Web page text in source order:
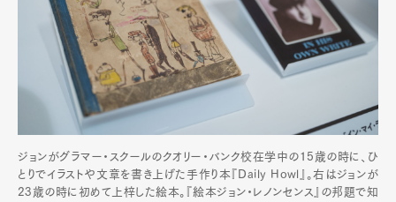
ジョンがグラマー・スクールのクオリー・バンク校在学中の15歳の時に、ひ
とりでイラストや文章を書き上げた手作り本『Daily Howl』。右はジョンが
23歳の時に初めて上梓した絵本。『絵本ジョン・レノンセンス』の邦題で知